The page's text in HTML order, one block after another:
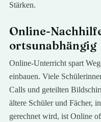
Stärken.
Online-
ortsunabhängig
Online-Unterricht spart
einbauen. Viele
Calls und geteilten
ältere Schüler und Fächer,
gerechnet wird, ist Online